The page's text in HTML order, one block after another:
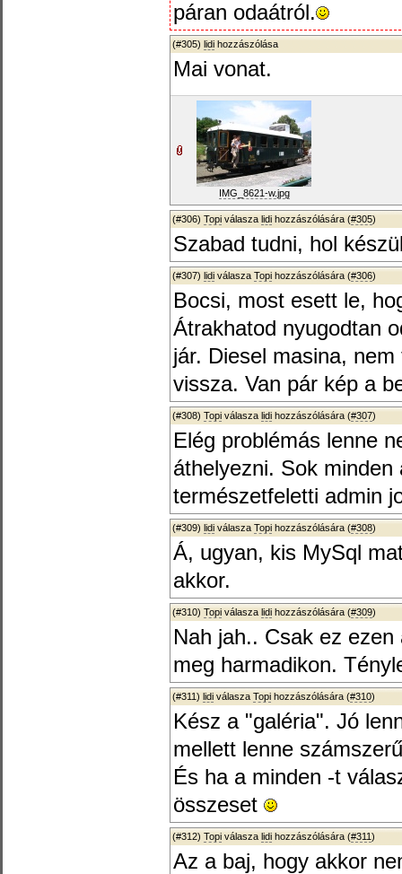
páran odaátról.
(#305) lidi hozzászólása
Mai vonat.
IMG_8621-w.jpg
(#306) Topi válasza lidi hozzászólására (#305)
Szabad tudni, hol
(#307) lidi válasza Topi hozzászólására (#306)
Bocsi, most esett le,
Átrakhatod nyugodtan
jár. Diesel masina,
vissza. Van pár kép a
(#308) Topi válasza lidi hozzászólására (#307)
Elég problémás lenne
áthelyezni. Sok
természetfeletti admin
(#309) lidi válasza Topi hozzászólására (#308)
Á, ugyan, kis MySql
akkor.
(#310) Topi válasza lidi hozzászólására (#309)
Nah jah.. Csak ez
meg harmadikon.
(#311) lidi válasza Topi hozzászólására (#310)
Kész a "galéria". Jó
mellett lenne
És ha a minden -t
összeset
(#312) Topi válasza lidi hozzászólására (#311)
Az a baj, hogy akkor